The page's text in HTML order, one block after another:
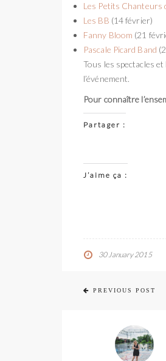
Les Petits Chanteurs
Les BB (14 février)
Fanny Bloom (21
Pascale Picard Band
Tous les spectacles
l’événement.
Pour connaître
Partager :
J’aime ça :
30 January 2015
PREVIOUS POST